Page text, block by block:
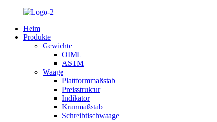
Heim
Produkte
Gewichte
OIML
ASTM
Waage
Plattformmaßstab
Preisstruktur
Indikator
Kranmaßstab
Schreibtischwaage